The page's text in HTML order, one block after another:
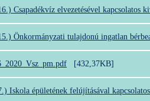
Csapadékvíz elvezetésével
Önkormányzati tulajdonú ingatlan
[432,37KB]
Iskola épületének felújításával